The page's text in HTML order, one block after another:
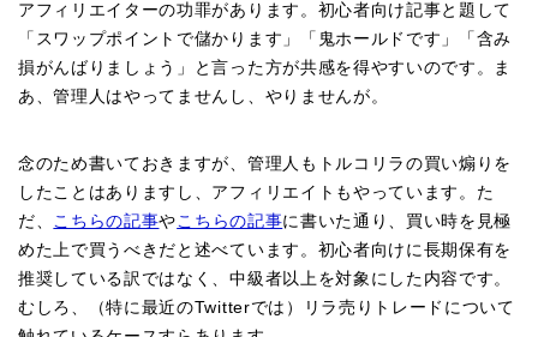
アフィリエイターの功罪があります。初心者向け記事と題して
「スワップポイントで儲かります」「鬼ホールドです」「含み
損がんばりましょう」と言った方が共感を得やすいのです。ま
あ、管理人はやってませんし、やりませんが。
念のため書いておきますが、管理人もトルコリラの買い煽りを
したことはありますし、アフィリエイトもやっています。た
だ、 こちらの記事やこちらの記事に書いた通り、買い時を見極
めた上で買うべきだと述べています。初心者向けに長期保有を
推奨している訳ではなく、中級者以上を対象にした内容です。
むしろ、（特に最近のTwitterでは）リラ売りトレードについて